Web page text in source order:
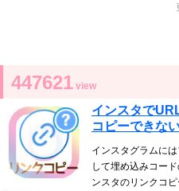
447621 view
インスタで
コピーできな
インスタグラムに
して埋め込みコー
ンスタのリンクコ